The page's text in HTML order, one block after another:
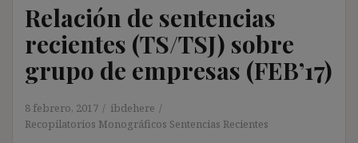
Relación de sentencias
recientes (TS/TSJ) sobre
grupo de empresas (FEB’17)
8 febrero, 2017
ibdehere
Recopilatorios Monográficos Sentencias Recientes